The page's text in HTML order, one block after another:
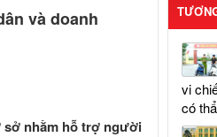
và doanh
sở nhằm hỗ trợ người
vi
có